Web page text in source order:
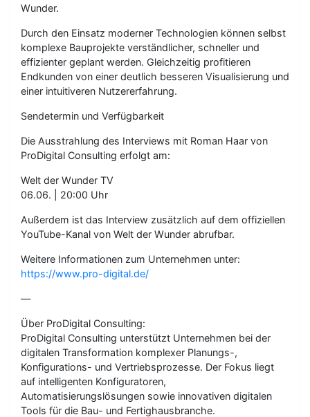
Wunder.
Durch den Einsatz moderner Technologien können selbst
komplexe Bauprojekte verständlicher, schneller und
effizienter geplant werden. Gleichzeitig profitieren
Endkunden von einer deutlich besseren Visualisierung und
einer intuitiveren Nutzererfahrung.
Sendetermin und Verfügbarkeit
Die Ausstrahlung des Interviews mit Roman Haar von
ProDigital Consulting erfolgt am:
Welt der Wunder TV
06.06. | 20:00 Uhr
Außerdem ist das Interview zusätzlich auf dem offiziellen
YouTube-Kanal von Welt der Wunder abrufbar.
Weitere Informationen zum Unternehmen unter:
https://www.pro-digital.de/
—
Über ProDigital Consulting:
ProDigital Consulting unterstützt Unternehmen bei der
digitalen Transformation komplexer Planungs-,
Konfigurations- und Vertriebsprozesse. Der Fokus liegt
auf intelligenten Konfiguratoren,
Automatisierungslösungen sowie innovativen digitalen
Tools für die Bau- und Fertighausbranche.